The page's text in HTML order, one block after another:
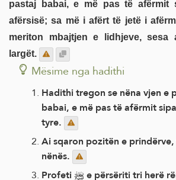
pastaj babai, e më pas të afërmit
afërsisë; sa më i afërt të jetë i
meriton mbajtjen e lidhjeve,
largët.
Mësime nga hadithi
Hadithi tregon se nëna vjen e
babai, e më pas të afërmit
tyre.
Ai sqaron pozitën e
nënës.
Profeti ﷺ e përsëriti tri herë rëndësinë e